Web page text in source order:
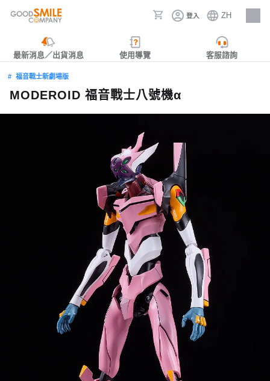
登入 ZH
人才招募
最新消息／出貨消息 使用導覽 客服諮詢
福音戰士新劇場版
MODEROID 福音戰士八號機α